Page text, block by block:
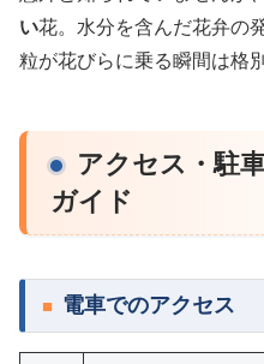
い花。水分を含んだ花弁の
粒が花びらに乗る瞬間は格
アクセス・駐
ガイド
電車でのアクセス